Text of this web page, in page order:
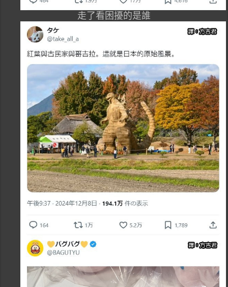
走了看困擾的是誰